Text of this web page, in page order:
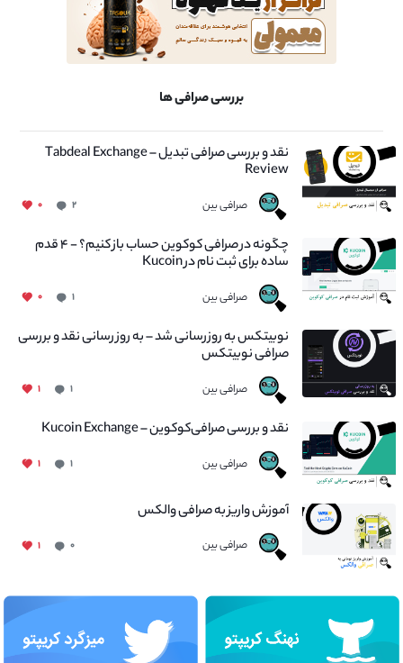
بررسی صرافی ها
نقد و بررسی صرافی تبدیل – Tabdeal Exchange
Review
صرافی بین ۲ ۰
چگونه در صرافی کوکوین حساب باز کنیم؟ - ۴ قدم
ساده برای ثبت نام در Kucoin
صرافی بین ۱ ۰
نوبیتکس به روزرسانی شد – به روز رسانی نقد و بررسی
صرافی نوبیتکس
صرافی بین ۱ ۱
نقد و بررسی صرافی‌کوکوین – Kucoin Exchange
صرافی بین ۱ ۱
آموزش واریز به صرافی والکس
صرافی بین ۰ ۱